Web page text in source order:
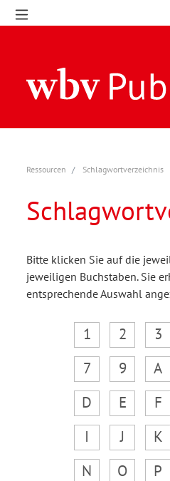
Ressourcen Schlagwortverzeichnis
Bitte klicken Sie auf die
jeweiligen Buchstaben. Sie
entsprechende Auswahl
1 2 3
7
9 A
D
E F
I
J K
N
O P